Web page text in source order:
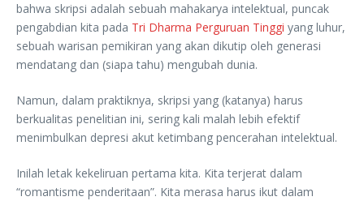
bahwa skripsi adalah sebuah mahakarya intelektual, puncak
pengabdian kita pada Tri Dharma Perguruan Tinggi yang luhur,
sebuah warisan pemikiran yang akan dikutip oleh generasi
mendatang dan (siapa tahu) mengubah dunia.
Namun, dalam praktiknya, skripsi yang (katanya) harus
berkualitas penelitian ini, sering kali malah lebih efektif
menimbulkan depresi akut ketimbang pencerahan intelektual.
Inilah letak kekeliruan pertama kita. Kita terjerat dalam
“romantisme penderitaan”. Kita merasa harus ikut dalam